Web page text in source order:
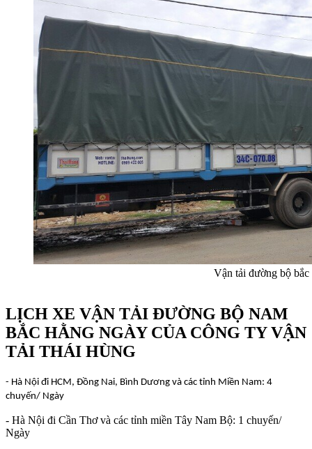
Vận tải đường bộ bắc
LỊCH XE VẬN TẢI ĐƯỜNG BỘ NAM
BẮC HẰNG NGÀY CỦA CÔNG TY VẬN
TẢI THÁI HÙNG
- Hà Nội đi HCM, Đồng Nai, Bình Dương và các tỉnh Miền Nam: 4
chuyến/ Ngày
- Hà Nội đi Cần Thơ và các tỉnh miền Tây Nam Bộ: 1 chuyến/
Ngày